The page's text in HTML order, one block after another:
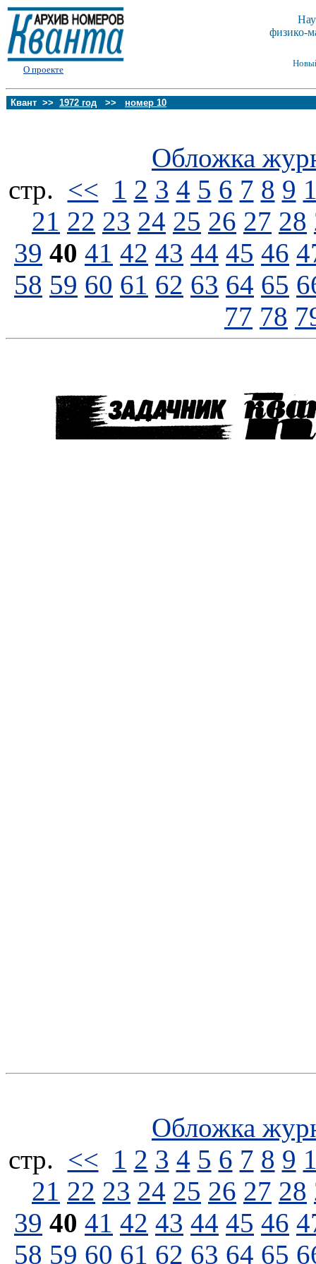
О проекте
физико-
Квант >> 1972 год >> номер 10
Обложка
стp. << 1 2 3 4 5 6 7 8 9
21 22 23 24 25 26 27 28
39 40 41 42 43 44 45 46
58 59 60 61 62 63 64 65
77 78
Обложка
стp. << 1 2 3 4 5 6 7 8 9
21 22 23 24 25 26 27 28
39 40 41 42 43 44 45 46
58 59 60 61 62 63 64 65